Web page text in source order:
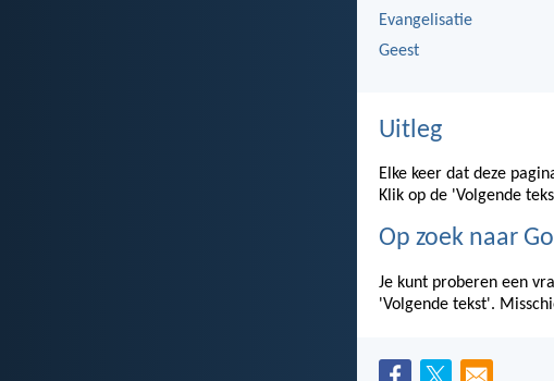
Evangelisatie
Geest
Uitleg
Elke keer dat deze
Klik op de 'Volgende
Op zoek naar
Je kunt proberen een
'Volgende tekst'.